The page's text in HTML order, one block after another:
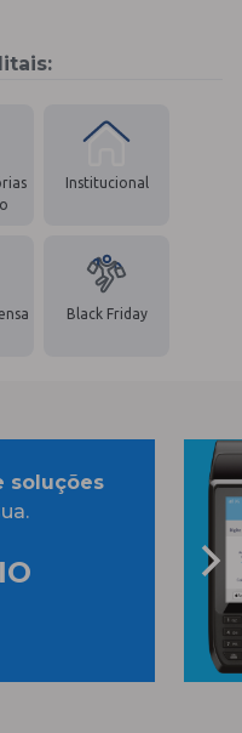
Institucional
Black Friday
soluções